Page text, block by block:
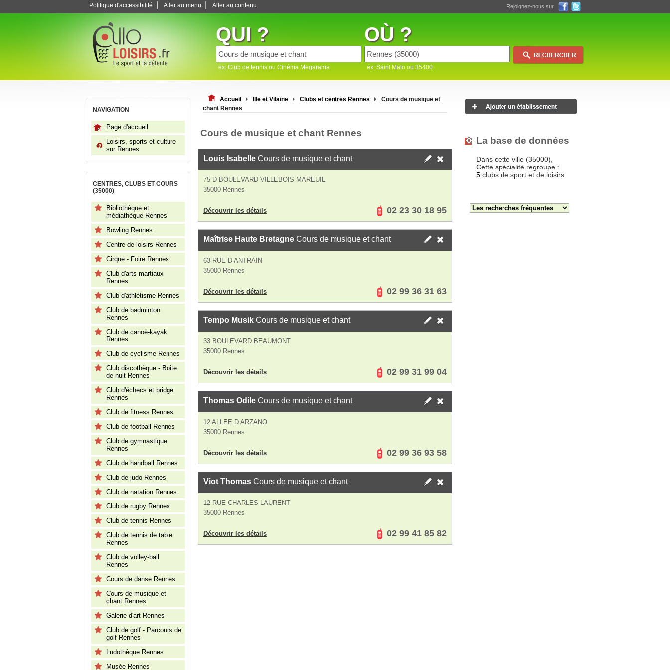
Politique d'accessibilité Aller au menu Aller au contenu Rejoignez-nous sur
QUI ?
ex: Club de tennis ou Cinéma Megarama
OÙ ?
ex: Saint Malo ou 35400
NAVIGATION
Page d'accueil
Loisirs, sports et culture
sur Rennes
CENTRES, CLUBS ET COURS
(35000)
Bibliothèque et
médiathèque Rennes
Bowling Rennes
Centre de loisirs Rennes
Cirque - Foire Rennes
Club d'arts martiaux
Rennes
Club d'athlétisme Rennes
Club de badminton
Rennes
Club de canoë-kayak
Rennes
Club de cyclisme Rennes
Club discothèque - Boite
de nuit Rennes
Club d'échecs et bridge
Rennes
Club de fitness Rennes
Club de football Rennes
Club de gymnastique
Rennes
Club de handball Rennes
Club de judo Rennes
Club de natation Rennes
Club de rugby Rennes
Club de tennis Rennes
Club de tennis de table
Rennes
Club de volley-ball
Rennes
Cours de danse Rennes
Cours de musique et
chant Rennes
Galerie d'art Rennes
Club de golf - Parcours de
golf Rennes
Ludothèque Rennes
Musée Rennes
Accueil Ille et Vilaine Clubs et centres Rennes
Cours de musique et
chant Rennes
Cours de musique et chant Rennes
Louis Isabelle Cours de musique et chant
75 D BOULEVARD VILLEBOIS MAREUIL
35000 Rennes
Découvrir les détails 02 23 30 18 95
Maîtrise Haute Bretagne Cours de musique et chant
63 RUE D ANTRAIN
35000 Rennes
Découvrir les détails 02 99 36 31 63
Tempo Musik Cours de musique et chant
33 BOULEVARD BEAUMONT
35000 Rennes
Découvrir les détails 02 99 31 99 04
Thomas Odile Cours de musique et chant
12 ALLEE D ARZANO
35000 Rennes
Découvrir les détails 02 99 36 93 58
Viot Thomas Cours de musique et chant
12 RUE CHARLES LAURENT
35000 Rennes
Découvrir les détails 02 99 41 85 82
La base de données
Dans cette ville (35000),
Cette spécialité regroupe :
5 clubs de sport et de loisirs